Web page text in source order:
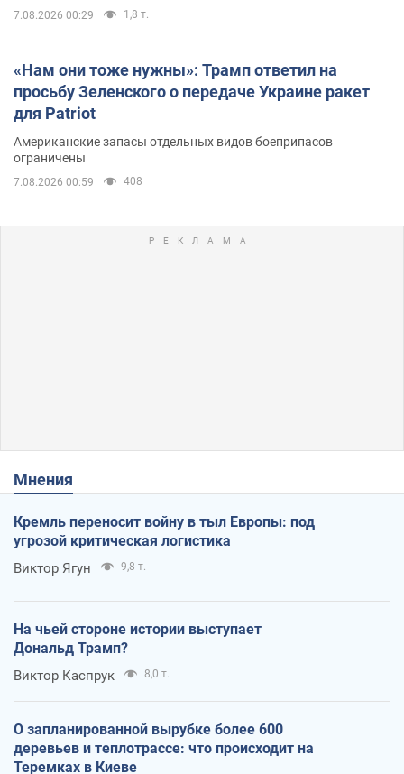
7.08.2026 00:29 1,8 т.
«Нам они тоже нужны»: Трамп ответил на
просьбу Зеленского о передаче Украине ракет
для Patriot
Американские запасы отдельных видов боеприпасов
ограничены
7.08.2026 00:59 408
Мнения
Кремль переносит войну в тыл Европы: под
угрозой критическая логистика
Виктор Ягун 9,8 т.
На чьей стороне истории выступает
Дональд Трамп?
Виктор Каспрук 8,0 т.
О запланированной вырубке более 600
деревьев и теплотрассе: что происходит на
Теремках в Киеве